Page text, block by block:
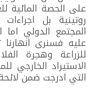
على الحصة المائية
روتينية بل
المجتمع الدولي
عليه فسنرى
للزراعة وهجرة
الاستيراد الخارجي
التي ادرجت ضمن